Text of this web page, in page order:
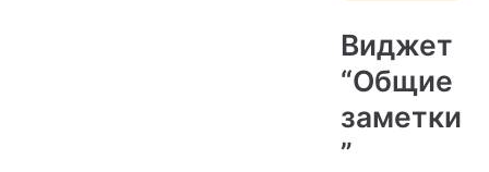
Виджет
“Общие
заметки
”